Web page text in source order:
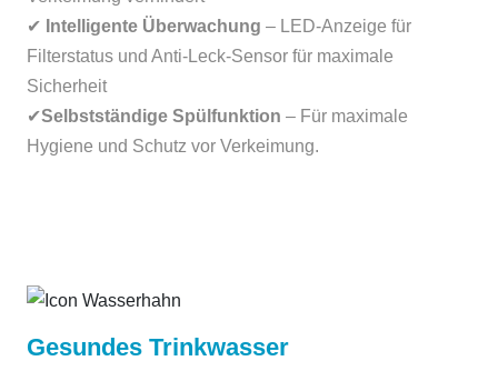
✔ Intelligente Überwachung – LED-Anzeige für
Filterstatus und Anti-Leck-Sensor für maximale
Sicherheit
✔Selbstständige Spülfunktion – Für maximale
Hygiene und Schutz vor Verkeimung.
Gesundes Trinkwasser